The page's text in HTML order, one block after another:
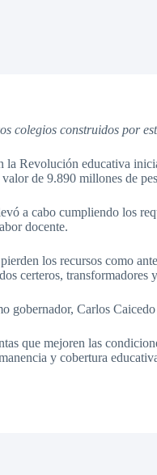
colegios construidos por
la Revolución educativa
de 9.890 millones de
a cabo cumpliendo los
docente.
los recursos como
certeros,
gobernador, Carlos
que mejoren las
y cobertura